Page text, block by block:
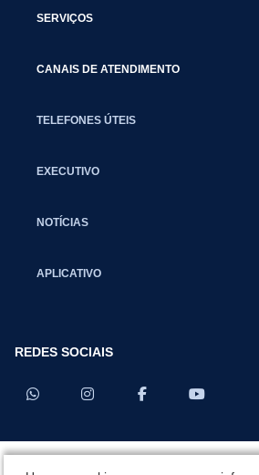
SERVIÇOS
CANAIS DE ATENDIMENTO
TELEFONES ÚTEIS
EXECUTIVO
NOTÍCIAS
APLICATIVO
REDES SOCIAIS